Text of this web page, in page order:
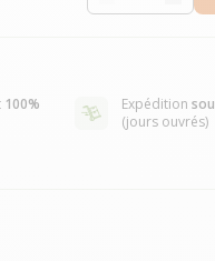
100%
Expédition
(jours ouvrés)